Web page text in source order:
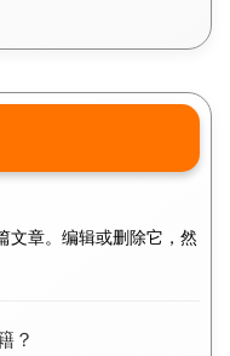
文章。编辑或删除它，然
？